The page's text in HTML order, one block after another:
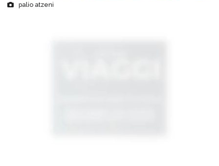
palio atzeni